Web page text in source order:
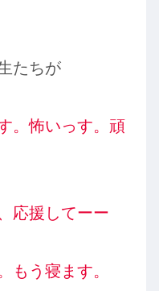
たちが
。怖いっす。頑
応援してーー
もう寝ます。